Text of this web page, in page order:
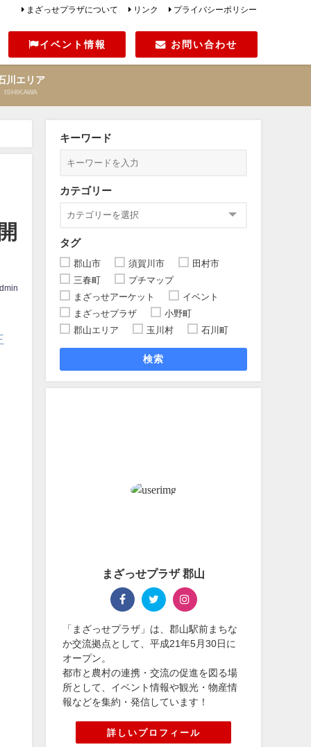
まざっせプラザについて リンク プライバシーポリシー
イベント情報 お問い合わせ
川エリア
ISHIKAWA
キーワード
カテゴリー
タグ
郡山市 須賀川市
田村市
三春町
プチマップ
まざっせアーケット
イベント
まざっせプラザ
小野町
郡山エリア
玉川村 石川町
検索
まざっせプラザ 郡山
「まざっせプラザ」は、郡山駅前まちな
か交流拠点として、平成21年5月30日に
オープン。
都市と農村の連携・交流の促進を図る場
所として、イベント情報や観光・物産情
報などを集約・発信しています！
詳しいプロフィール